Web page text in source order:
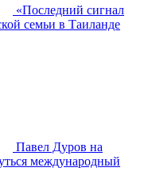
«Последний сигнал
семьи в Таиланде
Павел Дуров на
международный